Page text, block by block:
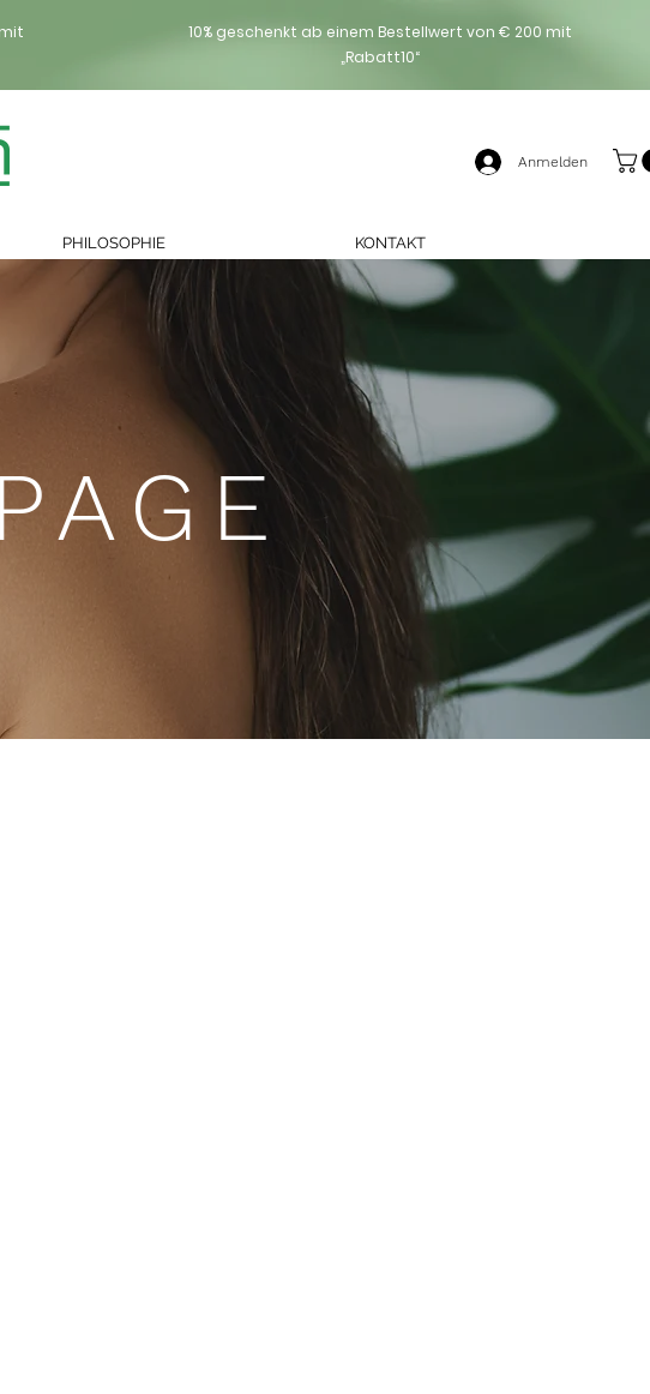
10% geschenkt ab einem Bestellwert von € 200 mit
„Rabatt10“
Anmelden
PHILOSOPHIE KONTAKT